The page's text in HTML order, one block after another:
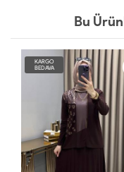
Bu